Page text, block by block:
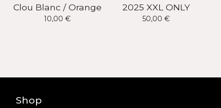
Clou Blanc / Orange
10,00 €
2025 XXL ONLY
50,00 €
Shop